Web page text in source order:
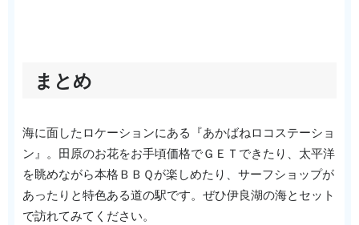
まとめ
海に面したロケーションにある『あかばねロコステーショ
ン』。田原のお花をお手頃価格でＧＥＴできたり、太平洋
を眺めながら本格ＢＢＱが楽しめたり、サーフショップが
あったりと特色ある道の駅です。ぜひ伊良湖の海とセット
で訪れてみてください。